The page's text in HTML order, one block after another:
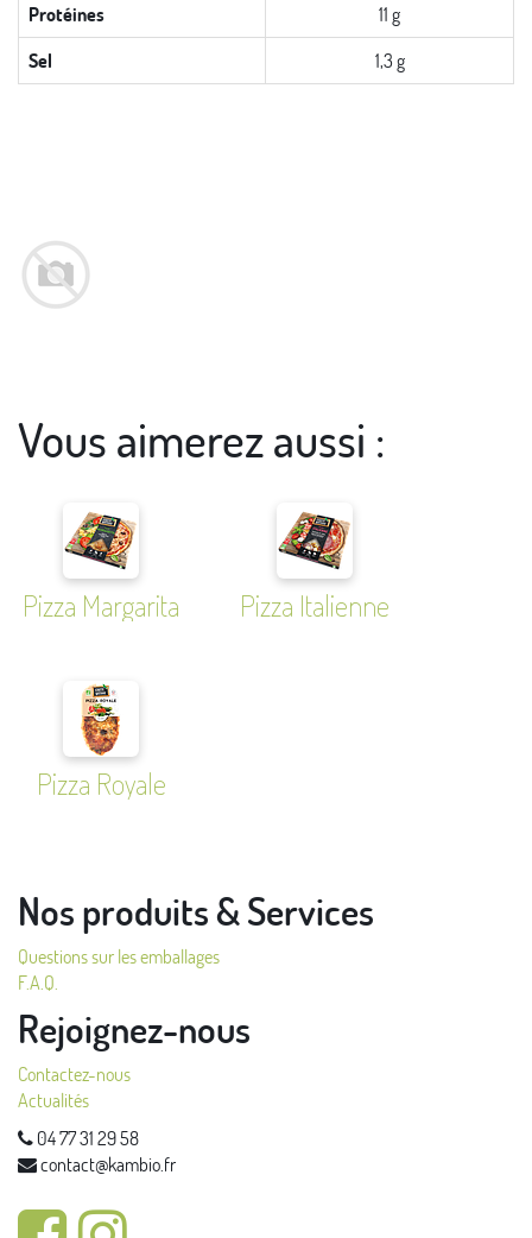
Protéines
11 g
Sel
1,3 g
Vous aimerez aussi :
Pizza Margarita Pizza Italienne
Pizza Royale
Nos produits & Services
Questions sur les emballages
F.A.Q.
Rejoignez-nous
Contactez-nous
Actualités
04 77 31 29 58
contact@kambio.fr